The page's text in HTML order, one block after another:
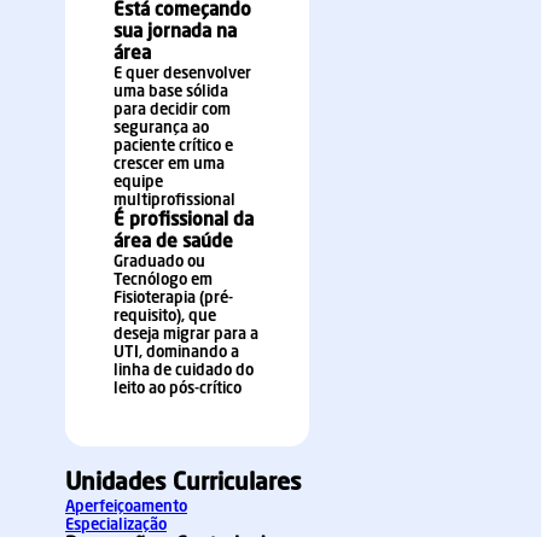
Está começando
sua jornada na
área
E quer desenvolver
uma base sólida
para decidir com
segurança ao
paciente crítico e
crescer em uma
equipe
multiprofissional
É profissional da
área de saúde
Graduado ou
Tecnólogo em
Fisioterapia (pré-
requisito), que
deseja migrar para a
UTI, dominando a
linha de cuidado do
leito ao pós-crítico
Unidades Curriculares
Aperfeiçoamento
Especialização